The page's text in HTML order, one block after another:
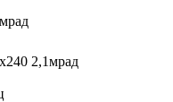
2,1мрад